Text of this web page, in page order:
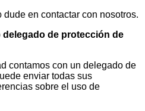
en contactar con nosotros.
de protección de
contamos con un delegado de
enviar todas sus
sobre el uso de